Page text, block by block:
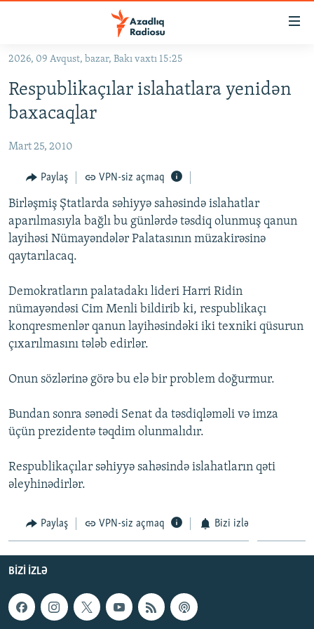
Əsas
qayıt
Əsas
qayıt
#İZAHLA
KORRUPSIOMETR
#ƏSLINDƏ
FƏRQƏ BAX
QANUNI DOĞRU
ARAŞDIRMA
MULTIMEDIA
FOTOQALEREYA
İNFOQRAFIKA
AZƏRBAYCAN ƏDƏBIYYATI KITABXANASI
İZ - MƏDƏNIYYƏT PROQRAMI
HAQQIMIZDA
MISSIYAMIZ
MATERIALLARIMIZDAN ISTIFADƏ
BIZIMLƏ ƏLAQƏ
BIZI IZLƏ
RFE/RL-in bütün saytları
2026, 09 Avqust, bazar, Bakı vaxtı 15:25
Respublikaçılar islahatlara yenidən
baxacaqlar
Mart 25, 2010
Paylaş VPN-siz açmaq
Birləşmiş Ştatlarda səhiyyə sahəsində islahatlar
aparılmasıyla bağlı bu günlərdə təsdiq olunmuş qanun
layihəsi Nümayəndələr Palatasının müzakirəsinə
qaytarılacaq.
Demokratların palatadakı lideri Harri Ridin
nümayəndəsi Cim Menli bildirib ki, respublikaçı
konqresmenlər qanun layihəsindəki iki texniki qüsurun
çıxarılmasını tələb edirlər.
Onun sözlərinə görə bu elə bir problem doğurmur.
Bundan sonra sənədi Senat da təsdiqləməli və imza
üçün prezidentə təqdim olunmalıdır.
Respublikaçılar səhiyyə sahəsində islahatların qəti
əleyhinədirlər.
Paylaş VPN-siz açmaq Bizi izlə
BIZI IZLƏ